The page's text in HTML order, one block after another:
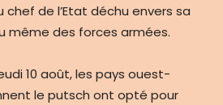
de l’Etat déchu envers sa
même des forces armées.
10 août, les pays ouest-
le putsch ont opté pour